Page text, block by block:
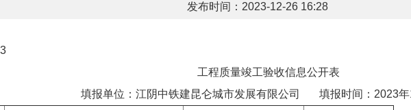
发布时间：2023-12-26 16:28
工程质量竣工验收信息公开表
填报单位：江阴中铁建昆仑城市发展有限公司 填报时间：2023年